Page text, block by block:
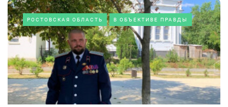
РОСТОВСКАЯ ОБЛАСТЬ В ОБЪЕКТИВЕ ПРАВДЫ